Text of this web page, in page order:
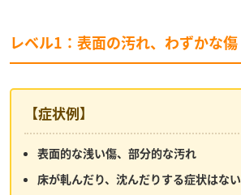
レベル1：表面の汚れ、わずかな傷
【症状例】
表面的な浅い傷、部分的な汚れ
床が軋んだり、沈んだりする症状はない